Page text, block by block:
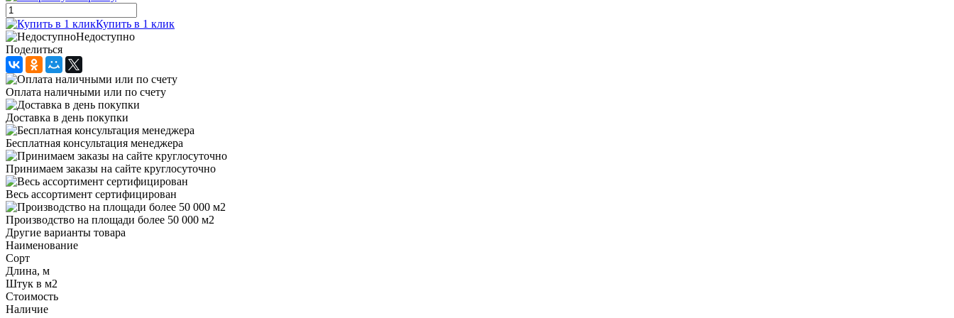
Купить в 1 клик
Недоступно
Поделиться
Оплата наличными или по счету
Доставка в день покупки
Бесплатная консультация менеджера
Принимаем заказы на сайте круглосуточно
Весь ассортимент сертифицирован
Производство на площади более 50 000 м2
Другие варианты товара
Наименование
Сорт
Длина, м
Штук в м2
Стоимость
Наличие